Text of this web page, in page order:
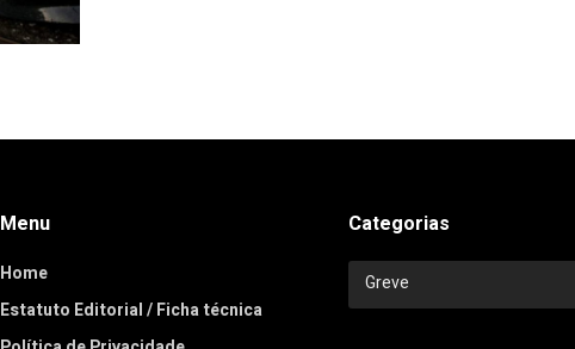
Menu
Home
Estatuto Editorial / Ficha técnica
Categorias
Categorias
Greve